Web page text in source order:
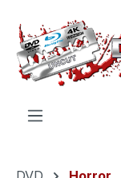
Zum Hauptinhalt